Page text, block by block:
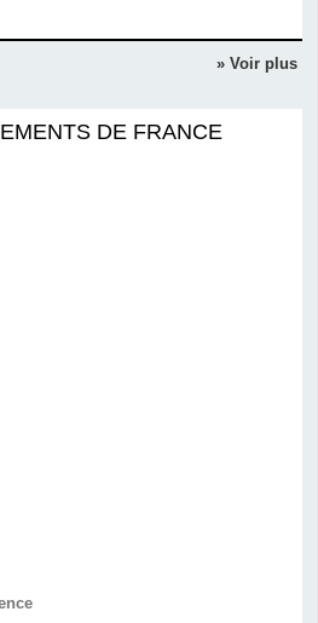
» Voir plus
DE FRANCE